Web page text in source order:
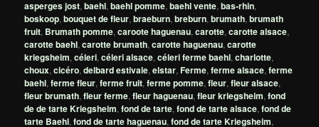
asperges jost,baehl,baehl pomme,baehl vente,bas-rhin,
boskoop,bouquet de fleur,braeburn,breburn,brumath,brumath
fruit, Brumath pomme,caroote haguenau,carotte,carotte alsace,
carotte baehl,carotte brumath,carotte haguenau,carotte
kriegsheim,céleri,céleri alsace,céleri ferme baehl,charlotte,
choux,cicéro,delbard estivale,elstar,Ferme,ferme alsace,ferme
baehl,ferme fleur,ferme fruit,ferme pomme,fleur,fleur alsace,
fleur brumath,fleur ferme,fleur haguenau,fleur kriegsheim,fond
de de tarte Kriegsheim,fond de tarte,fond de tarte alsace,fond de
tarte Baehl,fond de tarte haguenau,fond de tarte Kriegsheim,